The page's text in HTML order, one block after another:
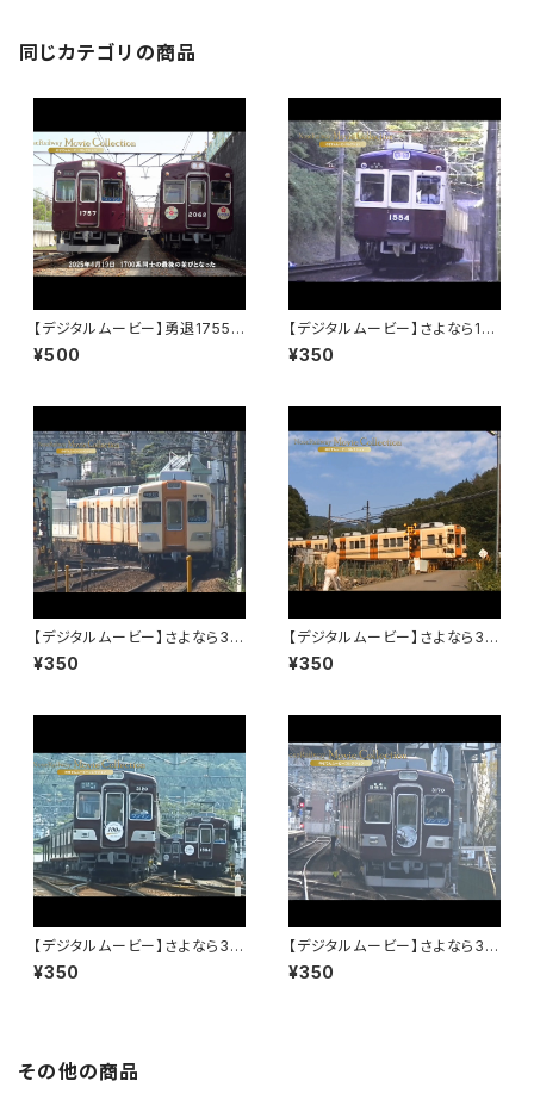
同じカテゴリの商品
【デジタルムービー】勇退1755
～能勢電鉄を支えた君に感謝～
¥500
【デジタルムービー】さよなら15
00系～1983年～2016年 33
年間の活躍～PART-1
¥350
【デジタルムービー】さよなら31
00系～僕は君を忘れない～PA
RT-1
¥350
【デジタルムービー】さよなら31
00系～僕は君を忘れない～PA
RT-2
¥350
【デジタルムービー】さよなら31
00系～僕は君を忘れない～PA
RT-3
¥350
【デジタルムービー】さよなら31
00系～僕は君を忘れない～PA
RT-4
¥350
その他の商品